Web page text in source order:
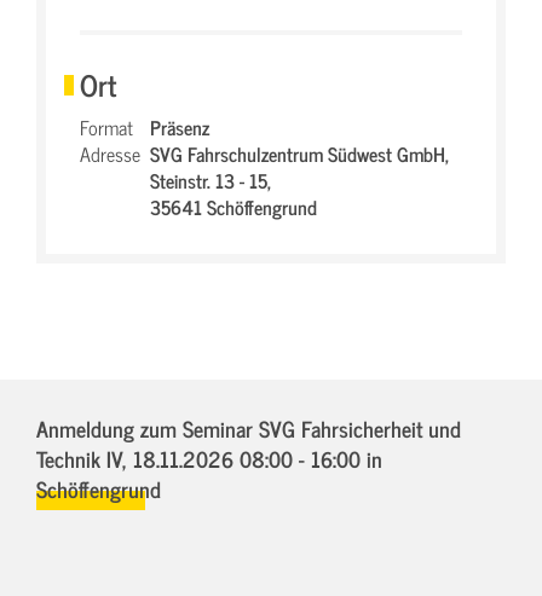
Ort
Format Präsenz
Adresse SVG Fahrschulzentrum Südwest GmbH,
Steinstr. 13 - 15,
35641 Schöffengrund
Anmeldung zum Seminar SVG Fahrsicherheit und
Technik IV, 18.11.2026 08:00 - 16:00in
Schöffengrund